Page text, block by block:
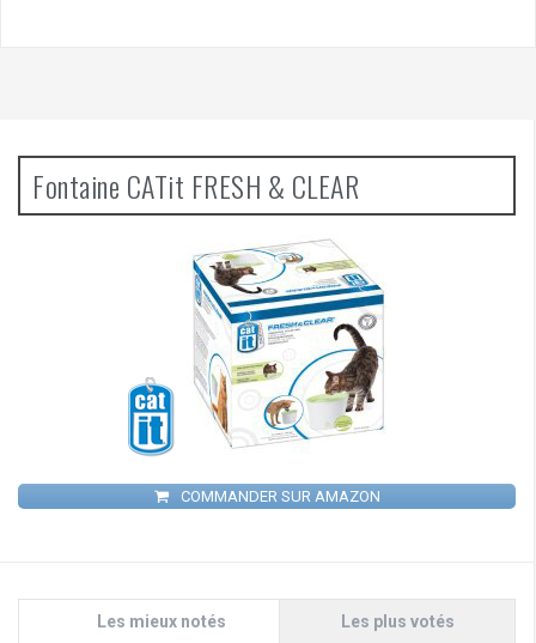
Fontaine CATit FRESH & CLEAR
COMMANDER SUR AMAZON
Les mieux notés Les plus votés